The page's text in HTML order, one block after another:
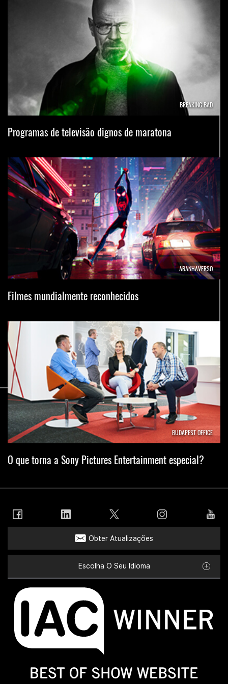
BREAKING BAD
Programas de televisão dignos de maratona
ARANHAVERSO
Filmes mundialmente reconhecidos
BUDAPEST OFFICE
O que torna a Sony Pictures Entertainment especial?
Obter Atualizações
Escolha O Seu Idioma